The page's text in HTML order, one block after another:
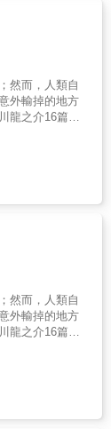
編譯的經典，
讀的新篇章，
幻美學的一
田國男原著×
──日本妖怪
學經典 折口信
出版‧民俗學大
典範之作 澀澤
異色文學先
終幻境 泉鏡花
今獨步的文豪
更曾懷抱敬意
師一致景仰之
全新日文書
於自人類的未
經口筆相傳，
化成當代文化
」想要仿效這
異經典，讓想
學、幻想小說
色耽美到現代
集體想像的橋
出版的日本文
編譯的經典，
讀的新篇章，
幻美學的一
田國男原著×
──日本妖怪
學經典 折口信
出版‧民俗學大
典範之作 澀澤
異色文學先
幻境 泉鏡花
今獨步的文豪
由紀夫想說
體更令人目
非無力──但
的美之所以
身的醜陋。正
生命的東西
。人類只不過
是為了消滅
誤算。我如是
確的對比；另
會死的生物
不滅的東西反
覺這點呢？我
，心滿意足地
的第二晚，在
的某位昔日戀
毛骨悚然的，
世，而是夢中
〈女人的夢〉
字裡行間窺見
。 本書收錄
十一歲時在女
展現川端文學
竟是什麼
的模樣
之人」中，
也有人透過愛
現出只愛自己
不定的東
誠相見的「所
的說出口，就
料的截然不
」的種種陰晴
●〈母親的初
前被母親背叛
●〈女人的夢〉
命天子？或背
然而，人類自
外輸掉的地方
龍之介16篇代
至高獎項「芥
樹將其與費茲
迷地在本子上
於古人與近代
礙，對人物的
文體都能掌
變〉、引人共
林中〉、發人
某傻子的一
之介經典小
卻無法言喻的
劣無聊的人
高貴地坐在車
人掙扎著死去--
天下第一畫
然而，人類自
外輸掉的地方
龍之介16篇代
至高獎項「芥
樹將其與費茲
迷地在本子上